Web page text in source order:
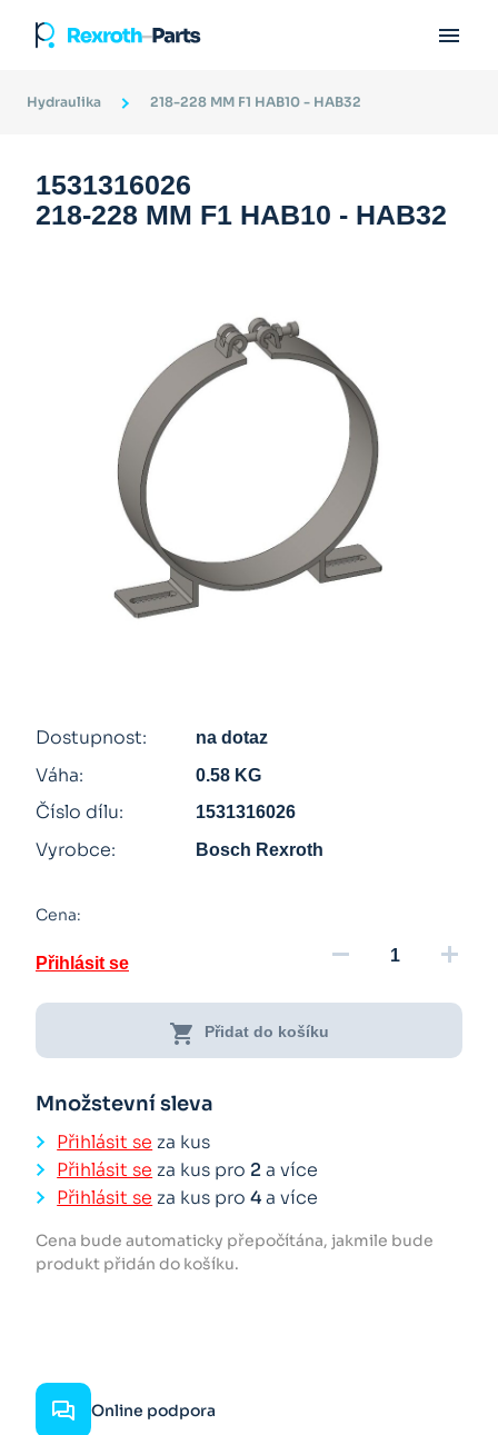

Hydraulika 218-228 MM F1 HAB10 - HAB32
1531316026
218-228 MM F1 HAB10 - HAB32
Dostupnost: na dotaz
Váha: 0.58 KG
Číslo dílu: 1531316026
Vyrobce: Bosch Rexroth
Cena:
Přihlásit se remove add
shopping_cart Přidat do košíku
Množstevní sleva
Přihlásit se za kus
Přihlásit se za kus pro 2a více
Přihlásit se za kus pro4a více
Cena bude automaticky přepočítána, jakmile bude
produkt přidán do košíku.
Online podpora